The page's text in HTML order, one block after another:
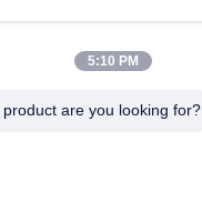
5:10 PM
are you looking for?